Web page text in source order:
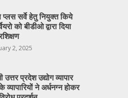
सर्वे हेतु नियुक्त किये
को बीडीओ द्वारा दिया
2, 2025
उत्तर प्रदेश उद्योग व्यापार
ने अर्धनग्न होकर